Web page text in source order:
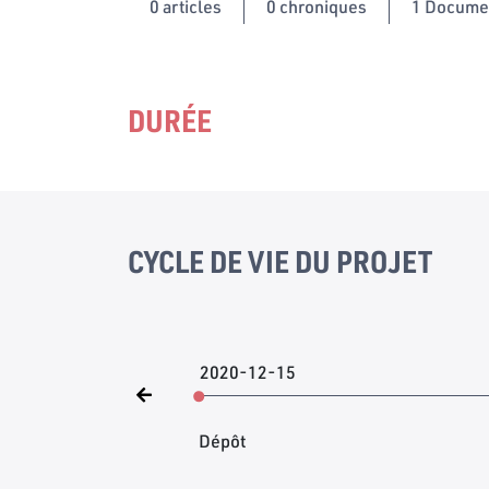
0articles 0 chroniques 1
DURÉE
CYCLE DE VIE DU PROJET
2020-12-15
Dépôt